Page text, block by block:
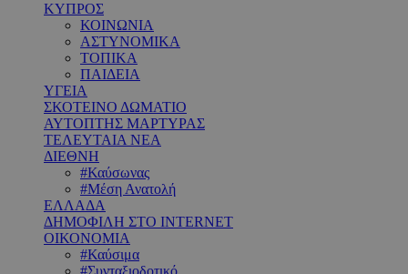
ΚΥΠΡΟΣ
ΚΟΙΝΩΝΙΑ
ΑΣΤΥΝΟΜΙΚΑ
ΤΟΠΙΚΑ
ΠΑΙΔΕΙΑ
ΥΓΕΙΑ
ΣΚΟΤΕΙΝΟ ΔΩΜΑΤΙΟ
ΑΥΤΟΠΤΗΣ ΜΑΡΤΥΡΑΣ
ΤΕΛΕΥΤΑΙΑ ΝΕΑ
ΔΙΕΘΝΗ
#Καύσωνας
#Μέση Ανατολή
ΕΛΛΑΔΑ
ΔΗΜΟΦΙΛΗ ΣΤΟ INTERNET
ΟΙΚΟΝΟΜΙΑ
#Καύσιμα